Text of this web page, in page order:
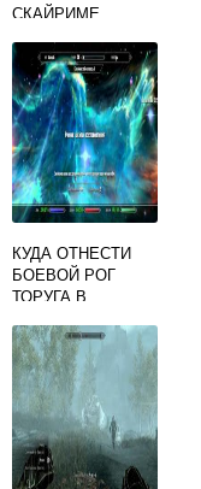
СКАЙРИМЕ
КУДА ОТНЕСТИ
БОЕВОЙ РОГ
ТОРУГА В